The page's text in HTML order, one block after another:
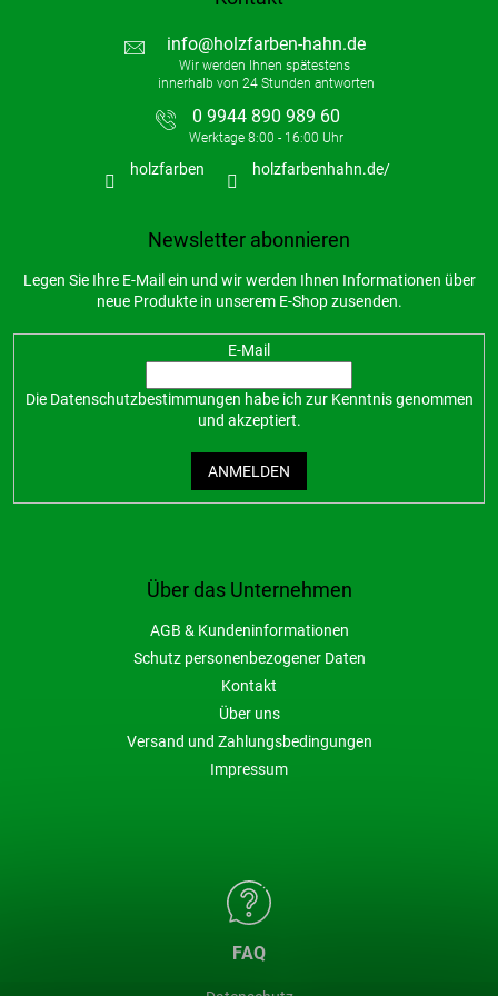
Über das Unternehmen
AGB & Kundeninformationen
Schutz personenbezogener Daten
Kontakt
Über uns
Versand und Zahlungsbedingungen
Impressum
FAQ
info@holzfarben-hahn.de
0 9944 890 989 60
holzfarben holzfarbenhahn.de/
Newsletter abonnieren
Legen Sie Ihre E-Mail ein und wir werden Ihnen Informationen über
neue Produkte in unserem E-Shop zusenden.
E-Mail
Die Datenschutzbestimmungen habe ich zur Kenntnis genommen
und akzeptiert.
ANMELDEN